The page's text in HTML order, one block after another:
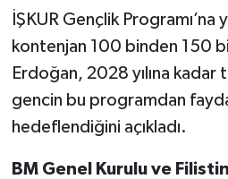
İŞKUR Gençlik
kontenjan 100 binden 150
Erdoğan, 2028 yılına kadar
gencin bu programdan
hedeflendiğini açıkladı.
BM Genel Kurulu ve